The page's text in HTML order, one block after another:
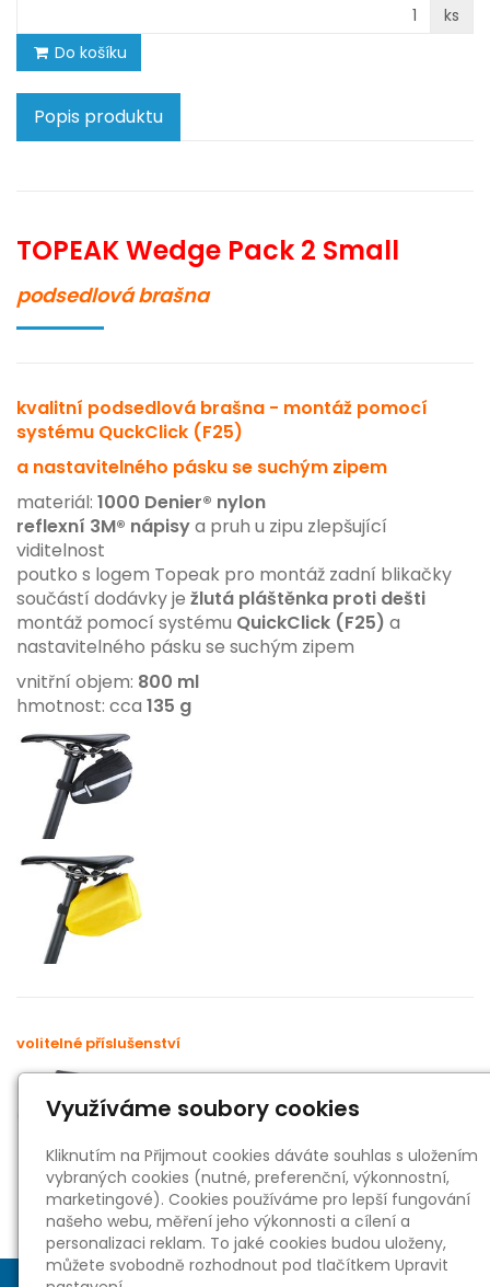
ks
Do košíku
Popis produktu
TOPEAK Wedge Pack 2 Small
podsedlová brašna
kvalitní podsedlová brašna - montáž pomocí
systému QuckClick (F25)
a nastavitelného pásku se suchým zipem
materiál: 1000 Denier® nylon
reflexní 3M® nápisya pruh u zipu zlepšující
viditelnost
poutko s logem Topeak pro montáž zadní blikačky
součástí dodávky je žlutá pláštěnka proti dešti
montáž pomocí systému QuickClick (F25) a
nastavitelného pásku se suchým zipem
vnitřní objem: 800 ml
hmotnost: cca 135 g
volitelné příslušenství
náhradní držák pro podsedlové brašny
Využíváme soubory cookies
Kliknutím na Přijmout cookies dáváte souhlas s uložením
vybraných cookies (nutné, preferenční, výkonnostní,
marketingové). Cookies používáme pro lepší fungování
našeho webu, měření jeho výkonnosti a cílení a
personalizaci reklam. To jaké cookies budou uloženy,
můžete svobodně rozhodnout pod tlačítkem Upravit